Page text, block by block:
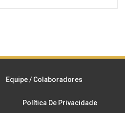
Equipe / Colaboradores
Política De Privacidade